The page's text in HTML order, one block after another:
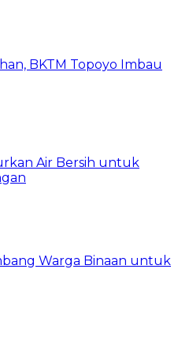
BKTM Topoyo Imbau
Air Bersih untuk
Warga Binaan untuk